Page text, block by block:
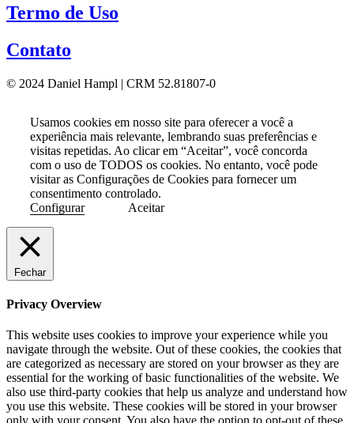
Termo de Uso
Contato
© 2024 Daniel Hampl | CRM 52.81807-0
Usamos cookies em nosso site para oferecer a você a
experiência mais relevante, lembrando suas preferências e
visitas repetidas. Ao clicar em “Aceitar”, você concorda
com o uso de TODOS os cookies. No entanto, você pode
visitar as Configurações de Cookies para fornecer um
consentimento controlado.
Configurar
Aceitar
Fechar
Privacy Overview
This website uses cookies to improve your experience while you
navigate through the website. Out of these cookies, the cookies that
are categorized as necessary are stored on your browser as they are
essential for the working of basic functionalities of the website. We
also use third-party cookies that help us analyze and understand how
you use this website. These cookies will be stored in your browser